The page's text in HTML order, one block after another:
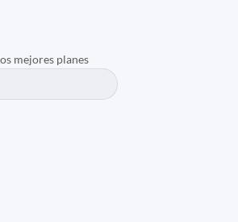
mejores planes